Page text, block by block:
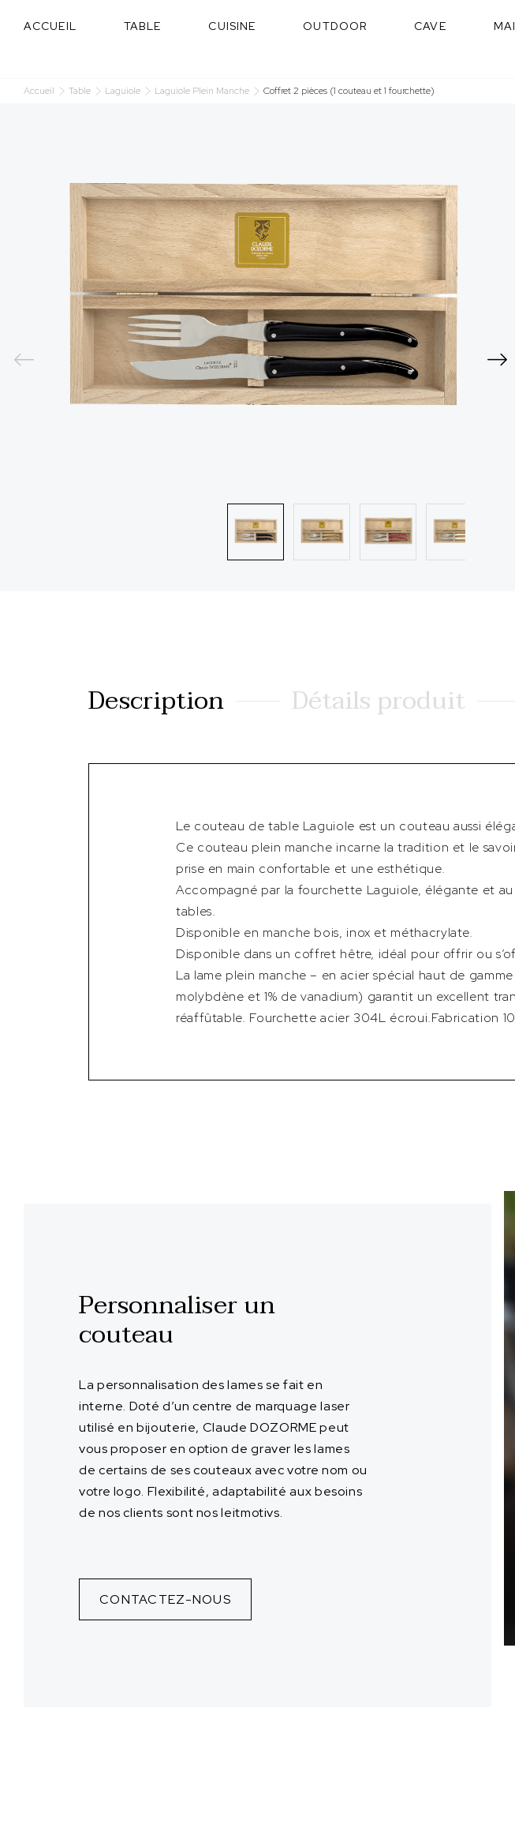
ACCUEIL TABLE CUISINE OUTDOOR CAVE
Accueil Table Laguiole Laguiole Plein Manche Coffret 2 pièces (1 couteau et 1 fourchette)
Description Détails produit
Le couteau de table Laguiole est un couteau aussi
Ce couteau plein manche incarne la tradition et le
prise en main confortable et une esthétique.
Accompagné par la fourchette Laguiole, élégante et
tables.
Disponible en manche bois, inox et méthacrylate.
Disponible dans un coffret hêtre, idéal pour offrir ou
La lame plein manche – en acier spécial haut de
molybdène et 1% de vanadium) garantit un excellent
réaffûtable. Fourchette acier 304L écroui.Fabrication
Personnaliser un
couteau
La personnalisation des lames se fait en
interne. Doté d’un centre de marquage laser
utilisé en bijouterie, Claude DOZORME peut
vous proposer en option de graver les lames
de certains de ses couteaux avec votre nom ou
votre logo. Flexibilité, adaptabilité aux besoins
de nos clients sont nos leitmotivs.
CONTACTEZ-NOUS